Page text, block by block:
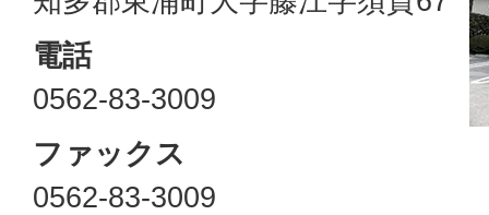
電話
0562-83-3009
ファックス
0562-83-3009